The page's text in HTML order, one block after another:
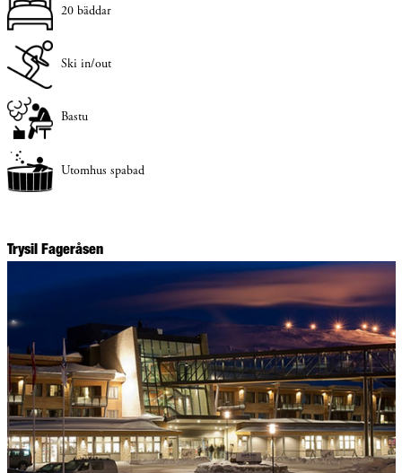
20 bäddar
Ski in/out
Bastu
Utomhus spabad
Trysil Fageråsen